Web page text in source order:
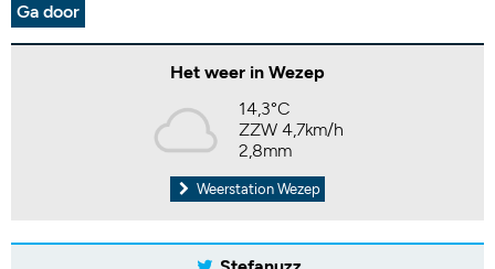
Ga door
Het weer in Wezep
14,3°C
ZZW 4,7km/h
2,8mm
Weerstation Wezep